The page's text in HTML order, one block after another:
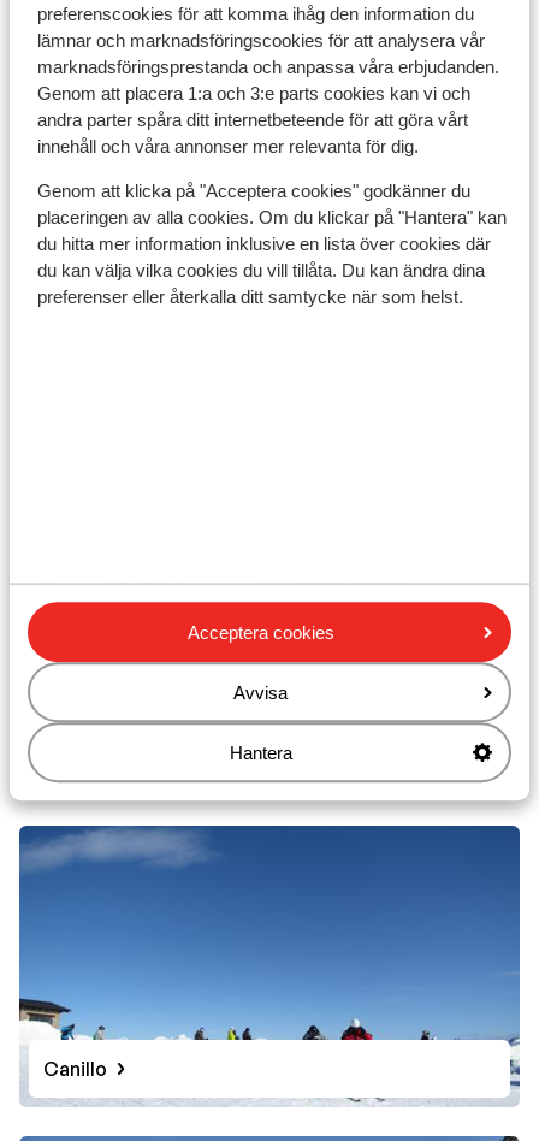
preferenscookies för att komma ihåg den information du
lämnar och marknadsföringscookies för att analysera vår
marknadsföringsprestanda och anpassa våra erbjudanden.
Genom att placera 1:a och 3:e parts cookies kan vi och
andra parter spåra ditt internetbeteende för att göra vårt
innehåll och våra annonser mer relevanta för dig.
Genom att klicka på "Acceptera cookies" godkänner du
placeringen av alla cookies. Om du klickar på "Hantera" kan
du hitta mer information inklusive en lista över cookies där
du kan välja vilka cookies du vill tillåta. Du kan ändra dina
preferenser eller återkalla ditt samtycke när som helst.
Acceptera cookies
Avvisa
Hantera
Canillo